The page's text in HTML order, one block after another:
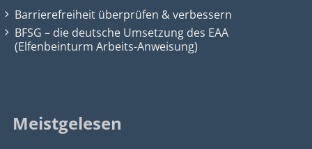
Barrierefreiheit überprüfen & verbessern
BFSG – die deutsche Umsetzung des EAA
(Elfenbeinturm Arbeits-Anweisung)
Meistgelesen